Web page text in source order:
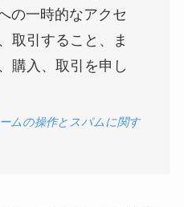
の一時的なアクセ
取引すること、ま
購入、取引を申し
ムの操作とスパムに関す